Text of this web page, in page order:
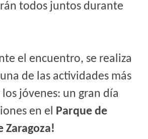
todos juntos durante
el encuentro, se realiza
de las actividades más
jóvenes: un gran día
en el Parque de
Zaragoza!